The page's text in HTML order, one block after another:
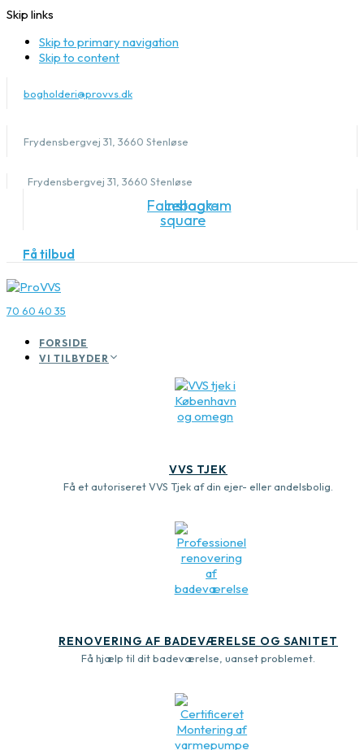
Skip links
Skip to primary navigation
Skip to content
bogholderi@provvs.dk
Frydensbergvej 31, 3660 Stenløse
Frydensbergvej 31, 3660 Stenløse
Facebook-
square
Instagram
Få tilbud
70 60 40 35
FORSIDE
VI TILBYDER
VVS TJEK
Få et autoriseret VVS Tjek af din ejer- eller andelsbolig.
RENOVERING AF BADEVÆRELSE OG SANITET
Få hjælp til dit badeværelse, uanset problemet.